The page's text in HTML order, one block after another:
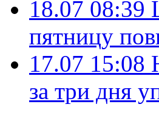
18.07 08:39
пятницу
17.07 15:08
за три дня